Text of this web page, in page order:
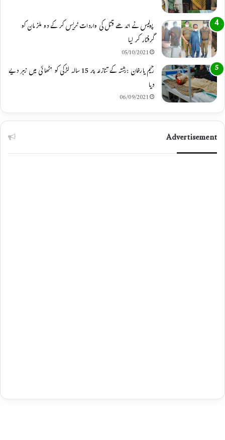
پولیس نے اندھے قتل کی واردات ٹریس کر کے دو ملزمان کو
گرفتار کر لیا
05/10/2021
رحیم یارخان :رشتہ کے تنازعہ پر 15 سالہ لڑکی کو مٹھائی میں زہر دیے
دیا
06/09/2021
Advertisement